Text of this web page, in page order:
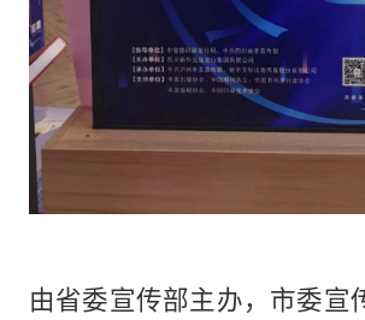
由省委宣传部主办，市委宣